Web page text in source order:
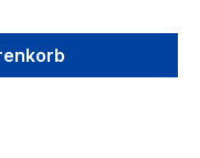
Wert